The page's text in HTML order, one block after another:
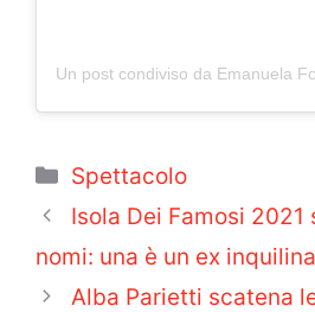
Categorie
Spettacolo
Isola Dei Famosi
nomi: una è un ex
Alba Parietti scatena